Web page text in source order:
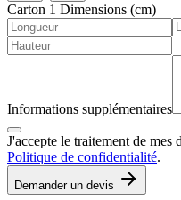
Carton 1 Dimensions (cm)
Informations supplémentaires
J'accepte le traitement de mes
Politique de confidentialité.
Demander un devis